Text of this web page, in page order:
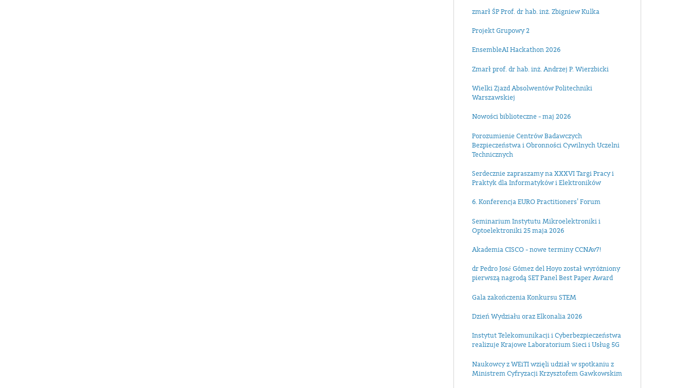
zmarł ŚP Prof. dr hab. inż. Zbigniew Kulka
Projekt Grupowy 2
EnsembleAI Hackathon 2026
Zmarł prof. dr hab. inż. Andrzej P. Wierzbicki
Wielki Zjazd Absolwentów Politechniki
Warszawskiej
Nowości biblioteczne - maj 2026
Porozumienie Centrów Badawczych
Bezpieczeństwa i Obronności Cywilnych Uczelni
Technicznych
Serdecznie zapraszamy na XXXVI Targi Pracy i
Praktyk dla Informatyków i Elektroników
6. Konferencja EURO Practitioners’ Forum
Seminarium Instytutu Mikroelektroniki i
Optoelektroniki 25 maja 2026
Akademia CISCO - nowe terminy CCNAv7!
dr Pedro José Gómez del Hoyo został wyróżniony
pierwszą nagrodą SET Panel Best Paper Award
Gala zakończenia Konkursu STEM
Dzień Wydziału oraz Elkonalia 2026
Instytut Telekomunikacji i Cyberbezpieczeństwa
realizuje Krajowe Laboratorium Sieci i Usług 5G
Naukowcy z WEiTI wzięli udział w spotkaniu z
Ministrem Cyfryzacji Krzysztofem Gawkowskim